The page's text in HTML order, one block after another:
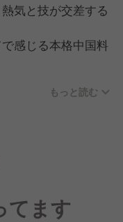
気と技が交差する
感じる本格中国料
もっと読む
てます